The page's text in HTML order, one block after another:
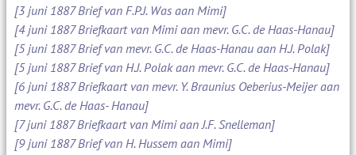
[3 juni 1887 Brief van F.P.J. Was aan Mimi]
[4 juni 1887 Briefkaart van Mimi aan mevr. G.C. de Haas-Hanau]
[5 juni 1887 Brief van mevr. G.C. de Haas-Hanau aan H.J. Polak]
[5 juni 1887 Brief van H.J. Polak aan mevr. G.C. de Haas-Hanau]
[6 juni 1887 Briefkaart van mevr. Y. Braunius Oeberius-Meijer aan
mevr. G.C. de Haas- Hanau]
[7 juni 1887 Briefkaart van Mimi aan J.F. Snelleman]
[9 juni 1887 Brief van H. Hussem aan Mimi]